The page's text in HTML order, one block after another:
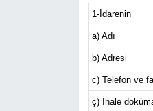
1-İdarenin
a) Adı
b) Adresi
c) Telefon ve
ç) İhale